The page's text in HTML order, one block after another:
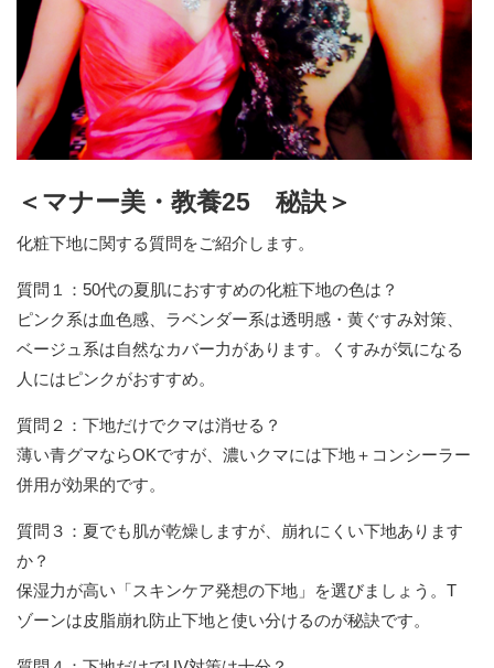
＜マナー美・教養25 秘訣＞
化粧下地に関する質問をご紹介します。
質問１：50代の夏肌におすすめの化粧下地の色は？
ピンク系は血色感、ラベンダー系は透明感・黄ぐすみ対策、
ベージュ系は自然なカバー力があります。くすみが気になる
人にはピンクがおすすめ。
質問２：下地だけでクマは消せる？
薄い青グマならOKですが、濃いクマには下地＋コンシーラー
併用が効果的です。
質問３：夏でも肌が乾燥しますが、崩れにくい下地あります
か？
保湿力が高い「スキンケア発想の下地」を選びましょう。T
ゾーンは皮脂崩れ防止下地と使い分けるのが秘訣です。